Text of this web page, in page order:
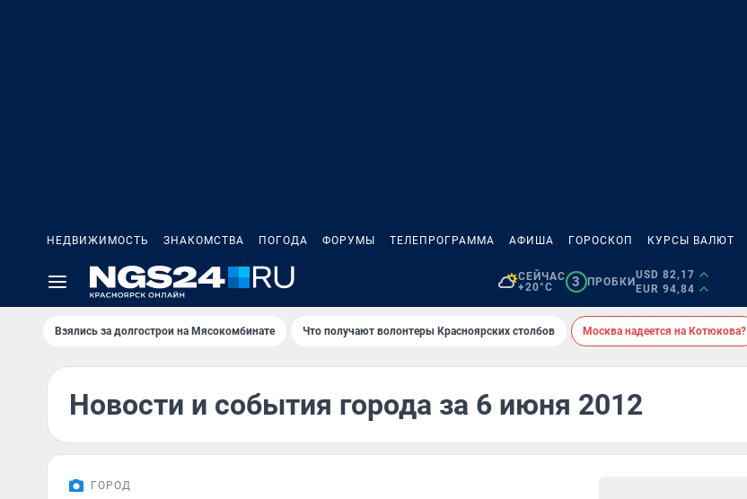
НЕДВИЖИМОСТЬ ЗНАКОМСТВА ПОГОДА ФОРУМЫ ТЕЛЕПРОГРАММА АФИША ГОРОСКОП КУРСЫ ВАЛЮТ
СЕЙЧАС
+20°C
3 ПРОБКИ
USD 82,17
EUR 94,84
Взялись за долгострои на Мясокомбинате Что получают волонтеры Красноярских столбов Москва надеется на Котюкова?
Новости и события города за 6 июня 2012
ГОРОД